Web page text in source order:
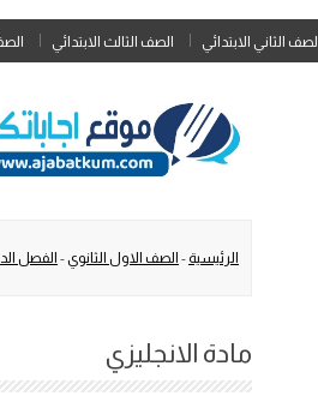
الصف الثاني الابتدائي الصف الثالث الابتدائي
الرئيسية - الصف الاول الثانوي - الفصل
مادة الانجليزي